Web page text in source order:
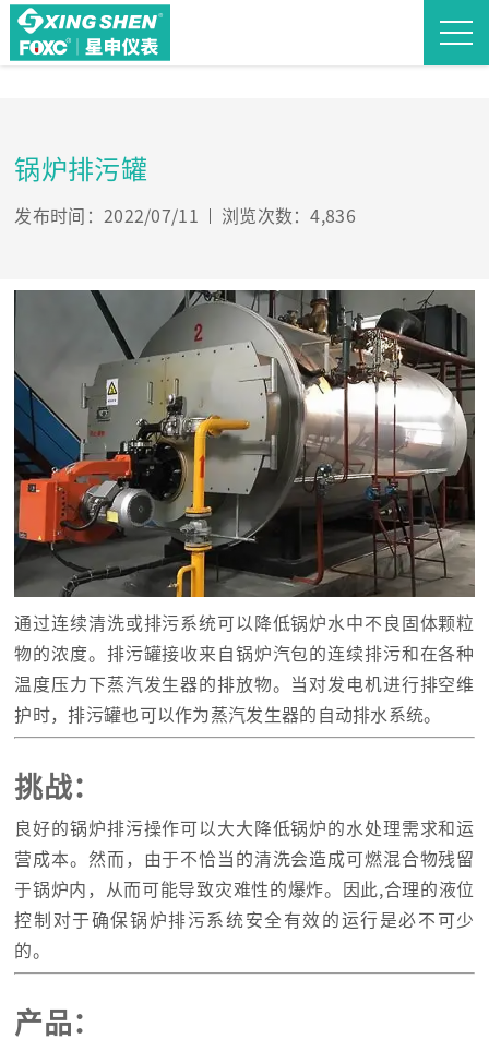
锅炉排污罐
发布时间：2022/07/11 浏览次数：4,836
通过连续清洗或排污系统可以降低锅炉水中不良固体颗粒
物的浓度。排污罐接收来自锅炉汽包的连续排污和在各种
温度压力下蒸汽发生器的排放物。当对发电机进行排空维
护时，排污罐也可以作为蒸汽发生器的自动排水系统。
挑战：
良好的锅炉排污操作可以大大降低锅炉的水处理需求和运
营成本。然而，由于不恰当的清洗会造成可燃混合物残留
于锅炉内，从而可能导致灾难性的爆炸。因此,合理的液位
控制对于确保锅炉排污系统安全有效的运行是必不可少
的。
产品：